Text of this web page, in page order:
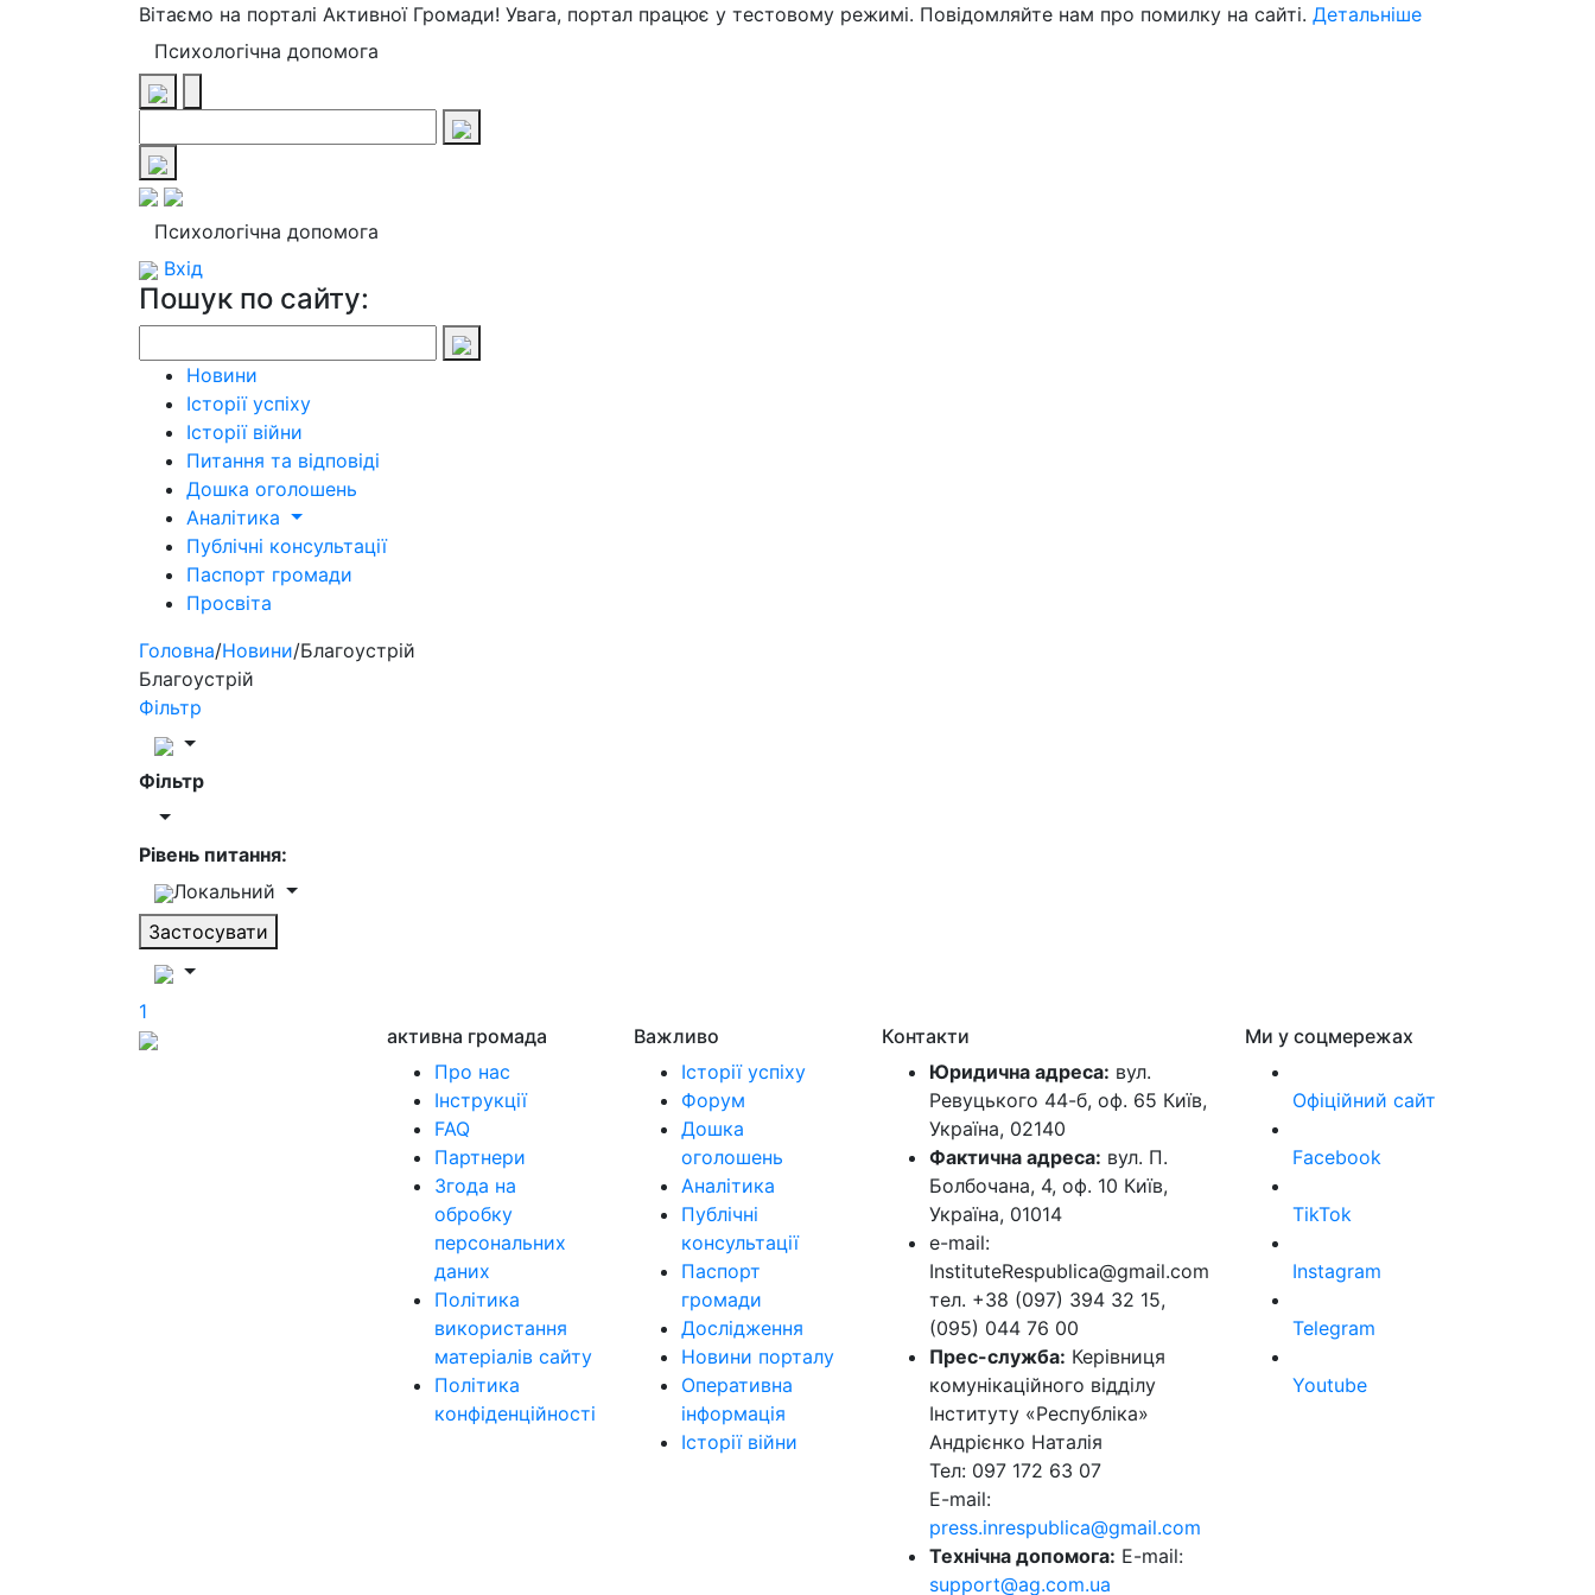
Вітаємо на порталі Активної Громади! Увага, портал працює у тестовому режимі. Повідомляйте нам про помилку на сайті. Детальніше
Психологічна допомога
Психологічна допомога
Вхід
Пошук по сайту:
Новини
Історії успіху
Історії війни
Питання та відповіді
Дошка оголошень
Аналітика
Публічні консультації
Паспорт громади
Просвіта
Головна/Новини/Благоустрій
Благоустрій
Фільтр
Фільтр
Рівень питання:
Локальний
Застосувати
1
активна громада
Про нас
Інструкції
FAQ
Партнери
Згода на
обробку
персональних
даних
Політика
використання
матеріалів сайту
Політика
конфіденційності
Важливо
Історії успіху
Форум
Дошка
оголошень
Аналітика
Публічні
консультації
Паспорт
громади
Дослідження
Новини порталу
Оперативна
інформація
Історії війни
Контакти
Юридична адреса: вул.
Ревуцького 44-б, оф. 65 Київ,
Україна, 02140
Фактична адреса: вул. П.
Болбочана, 4, оф. 10 Київ,
Україна, 01014
e-mail:
InstituteRespublica@gmail.com
тел. +38 (097) 394 32 15,
(095) 044 76 00
Прес-служба: Керівниця
комунікаційного відділу
Інституту «Республіка»
Андрієнко Наталія
Тел: 097 172 63 07
E-mail:
press.inrespublica@gmail.com
Технічна допомога: E-mail:
support@ag.com.ua
Ми у соцмережах
Офіційний сайт
Facebook
TikTok
Instagram
Telegram
Youtube